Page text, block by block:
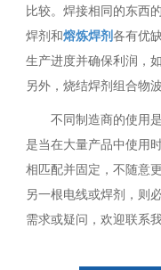
比较。焊接相同的东西
焊剂和熔炼焊剂各有优
生产进度并确保利润，
另外，烧结焊剂组合物
不同制造商的使用
是当在大量产品中使用
相匹配并固定，不随意
另一根电线或焊剂，则
需求或疑问，欢迎联系我